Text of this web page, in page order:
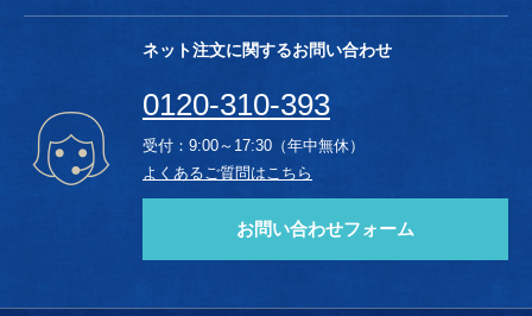
ネット注文に関するお問い合わせ
0120-310-393
受付：9:00～17:30（年中無休）
よくあるご質問はこちら
お問い合わせフォーム